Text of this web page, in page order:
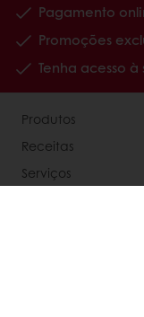
Pagamento
Promoções
Tenha acesso
Produtos
Receitas
Serviços